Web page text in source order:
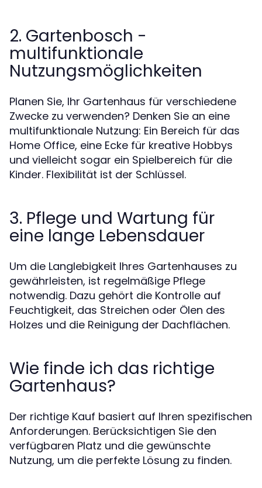
2. Gartenbosch -
multifunktionale
Nutzungsmöglichkeiten
Planen Sie, Ihr Gartenhaus für verschiedene
Zwecke zu verwenden? Denken Sie an eine
multifunktionale Nutzung: Ein Bereich für das
Home Office, eine Ecke für kreative Hobbys
und vielleicht sogar ein Spielbereich für die
Kinder. Flexibilität ist der Schlüssel.
3. Pflege und Wartung für
eine lange Lebensdauer
Um die Langlebigkeit Ihres Gartenhauses zu
gewährleisten, ist regelmäßige Pflege
notwendig. Dazu gehört die Kontrolle auf
Feuchtigkeit, das Streichen oder Ölen des
Holzes und die Reinigung der Dachflächen.
Wie finde ich das richtige
Gartenhaus?
Der richtige Kauf basiert auf Ihren spezifischen
Anforderungen. Berücksichtigen Sie den
verfügbaren Platz und die gewünschte
Nutzung, um die perfekte Lösung zu finden.